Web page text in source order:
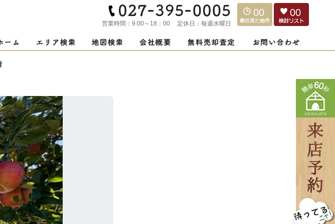
営業時間： 9:00～18：00 定休日： 毎週水曜日
00 00